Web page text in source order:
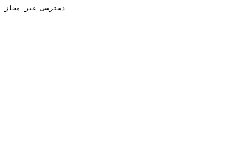
دسترسی غیر مجاز